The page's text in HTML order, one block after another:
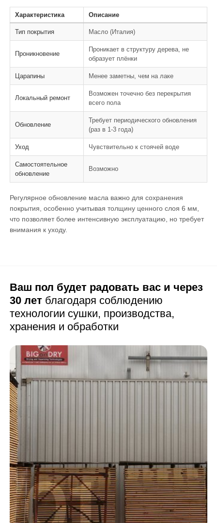
Характеристика Описание
Тип покрытия Масло (Италия)
Проникновение
Проникает в структуру дерева, не
образует плёнки
Царапины Менее заметны, чем на лаке
Локальный ремонт
Возможен точечно без перекрытия
всего пола
Обновление
Требует периодического обновления
(раз в 1-3 года)
Уход Чувствительно к стоячей воде
Самостоятельное
обновление
Возможно
Регулярное обновление масла важно для сохранения
покрытия, особенно учитывая толщину ценного слоя 6 мм,
что позволяет более интенсивную эксплуатацию, но требует
внимания к уходу.
Ваш пол будет радовать вас и через
30 лет благодаря соблюдению
технологии сушки, производства,
хранения и обработки